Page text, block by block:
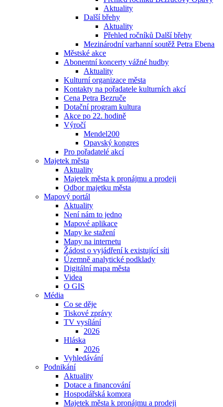
Aktuality
Další břehy
Aktuality
Přehled ročníků Další břehy
Mezinárodní varhanní soutěž Petra Ebena
Městské akce
Abonentní koncerty vážné hudby
Aktuality
Kulturní organizace města
Kontakty na pořadatele kulturních akcí
Cena Petra Bezruče
Dotační program kultura
Akce po 22. hodině
Výročí
Mendel200
Opavský kongres
Pro pořadatelé akcí
Majetek města
Aktuality
Majetek města k pronájmu a prodeji
Odbor majetku města
Mapový portál
Aktuality
Není nám to jedno
Mapové aplikace
Mapy ke stažení
Mapy na internetu
Žádost o vyjádření k existující síti
Územně analytické podklady
Digitální mapa města
Videa
O GIS
Média
Co se děje
Tiskové zprávy
TV vysílání
2026
Hláska
2026
Vyhledávání
Podnikání
Aktuality
Dotace a financování
Hospodářská komora
Majetek města k pronájmu a prodeji